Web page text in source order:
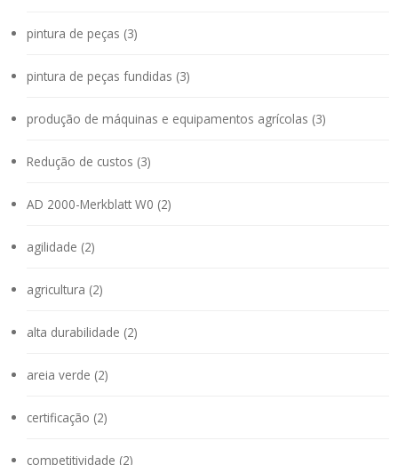
pintura de peças (3)
pintura de peças fundidas (3)
produção de máquinas e equipamentos agrícolas (3)
Redução de custos (3)
AD 2000-Merkblatt W0 (2)
agilidade (2)
agricultura (2)
alta durabilidade (2)
areia verde (2)
certificação (2)
competitividade (2)